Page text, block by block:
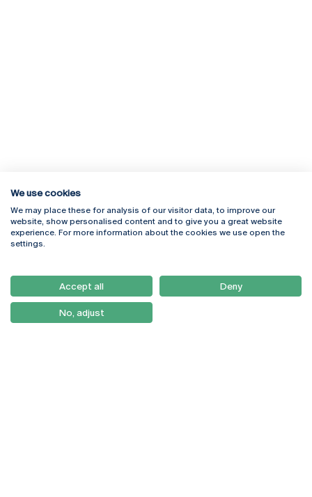
Rua Diogo Botelho 1327
4169-005 Porto
+351 226 196 240
Campus Online
Webmail
Como Chegar
Newsletter
We use cookies
We may place these for analysis of our visitor data, to improve our
website, show personalised content and to give you a great website
experience. For more information about the cookies we use open the
settings.
Accept all Deny
No, adjust